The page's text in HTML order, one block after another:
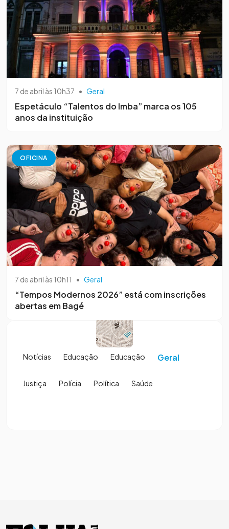
7 de abril às 10h37 • Geral
Espetáculo “Talentos do Imba” marca os 105
anos da instituição
OFICINA
7 de abril às 10h11 • Geral
“Tempos Modernos 2026” está com inscrições
abertas em Bagé
Notícias Educação Educação Geral
Justiça Polícia Política Saúde